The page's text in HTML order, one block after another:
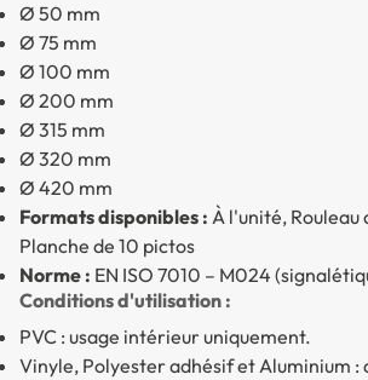
Ø 50 mm
Ø 75 mm
Ø 100 mm
Ø 200 mm
Ø 315 mm
Ø 320 mm
Ø 420 mm
Formats disponibles : À l'unité, Rouleau
Planche de 10 pictos
Norme : EN ISO 7010 – M024
Conditions d'utilisation :
PVC : usage intérieur uniquement.
Vinyle, Polyester adhésif et Aluminium :